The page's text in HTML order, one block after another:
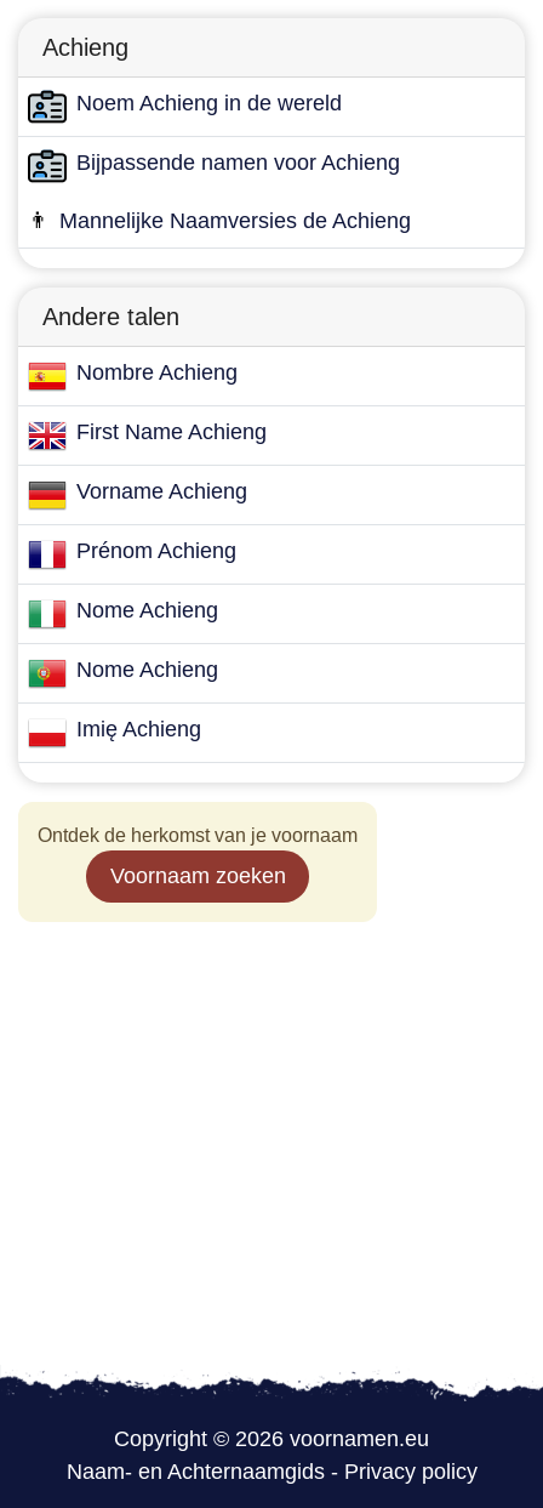
Achieng
Noem Achieng in de wereld
Bijpassende namen voor Achieng
👨 Mannelijke Naamversies de Achieng
Andere talen
Nombre Achieng
First Name Achieng
Vorname Achieng
Prénom Achieng
Nome Achieng
Nome Achieng
Imię Achieng
Ontdek de herkomst van je voornaam
Voornaam zoeken
Copyright © 2026 voornamen.eu
Naam- en Achternaamgids- Privacy policy